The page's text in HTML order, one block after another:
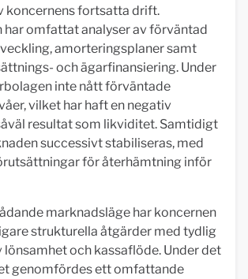
koncernens fortsatta drift.
har omfattat analyser av förväntad
amorteringsplaner samt
och ägarfinansiering. Under
inte nått förväntade
vilket har haft en negativ
resultat som likviditet. Samtidigt
successivt stabiliseras, med
för återhämtning inför
marknadsläge har koncernen
strukturella åtgärder med tydlig
och kassaflöde. Under det
genomfördes ett omfattande